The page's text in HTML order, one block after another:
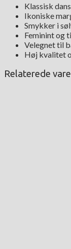
Klassisk
Ikoniske
Smykker i
Feminint og
Velegnet til
Høj kvalitet
Relaterede